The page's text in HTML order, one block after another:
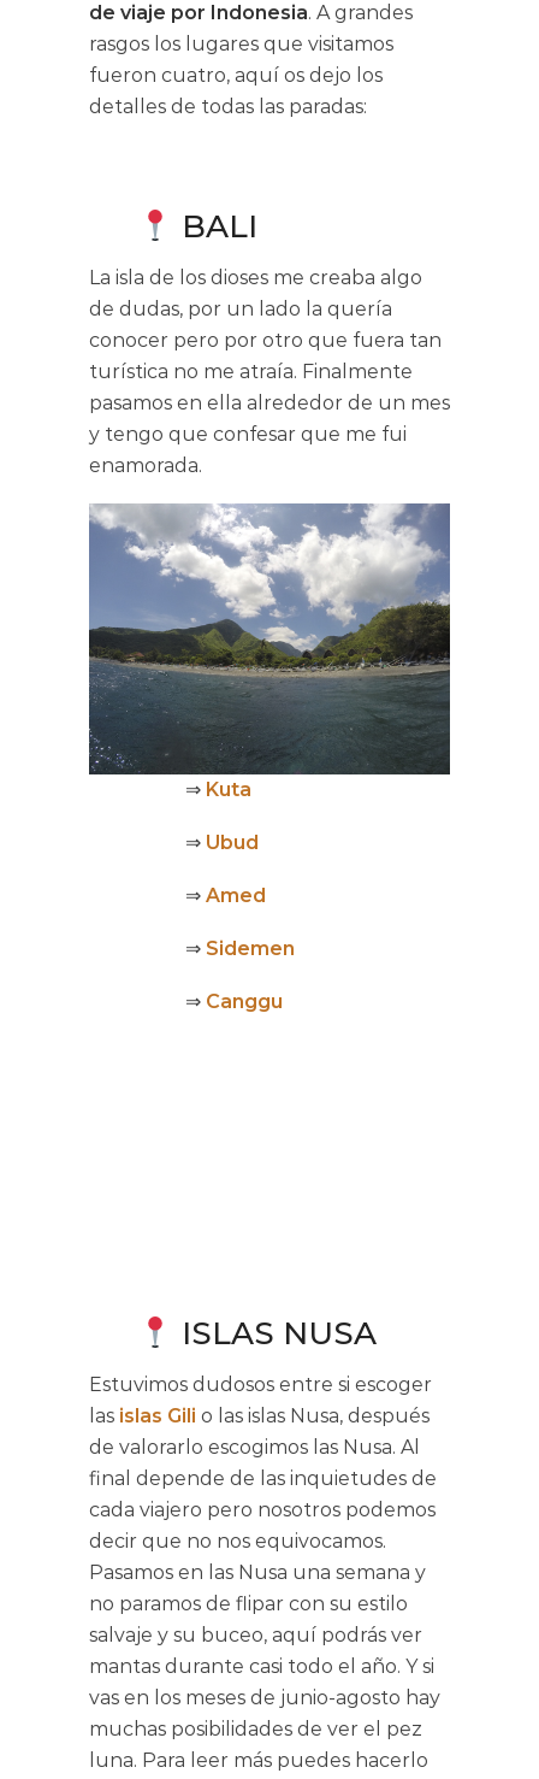
de viaje por Indonesia. A grandes
rasgos los lugares que visitamos
fueron cuatro, aquí os dejo los
detalles de todas las paradas:
BALI
La isla de los dioses me creaba algo
de dudas, por un lado la quería
conocer pero por otro que fuera tan
turística no me atraía. Finalmente
pasamos en ella alrededor de un mes
y tengo que confesar que me fui
enamorada.
⇒ Kuta
⇒ Ubud
⇒ Amed
⇒ Sidemen
⇒ Canggu
ISLAS NUSA
Estuvimos dudosos entre si escoger
las islas Gili o las islas Nusa, después
de valorarlo escogimos las Nusa. Al
final depende de las inquietudes de
cada viajero pero nosotros podemos
decir que no nos equivocamos.
Pasamos en las Nusa una semana y
no paramos de flipar con su estilo
salvaje y su buceo, aquí podrás ver
mantas durante casi todo el año. Y si
vas en los meses de junio-agosto hay
muchas posibilidades de ver el pez
luna. Para leer más puedes hacerlo